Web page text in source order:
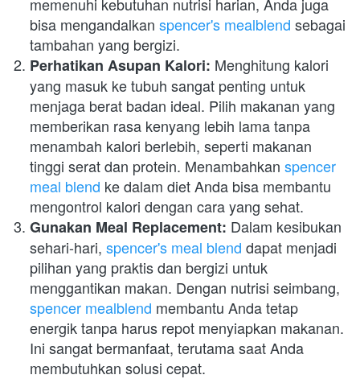
bisa mengandalkan spencer's mealblend sebagai
tambahan yang bergizi.
Perhatikan Asupan Kalori: Menghitung kalori
yang masuk ke tubuh sangat penting untuk
menjaga berat badan ideal. Pilih makanan yang
memberikan rasa kenyang lebih lama tanpa
menambah kalori berlebih, seperti makanan
tinggi serat dan protein. Menambahkan spencer
meal blend ke dalam diet Anda bisa membantu
mengontrol kalori dengan cara yang sehat.
Gunakan Meal Replacement: Dalam kesibukan
sehari-hari, spencer's meal blend dapat menjadi
pilihan yang praktis dan bergizi untuk
spencer mealblend membantu Anda tetap
energik tanpa harus repot menyiapkan makanan.
Ini sangat bermanfaat, terutama saat Anda
membutuhkan solusi cepat.